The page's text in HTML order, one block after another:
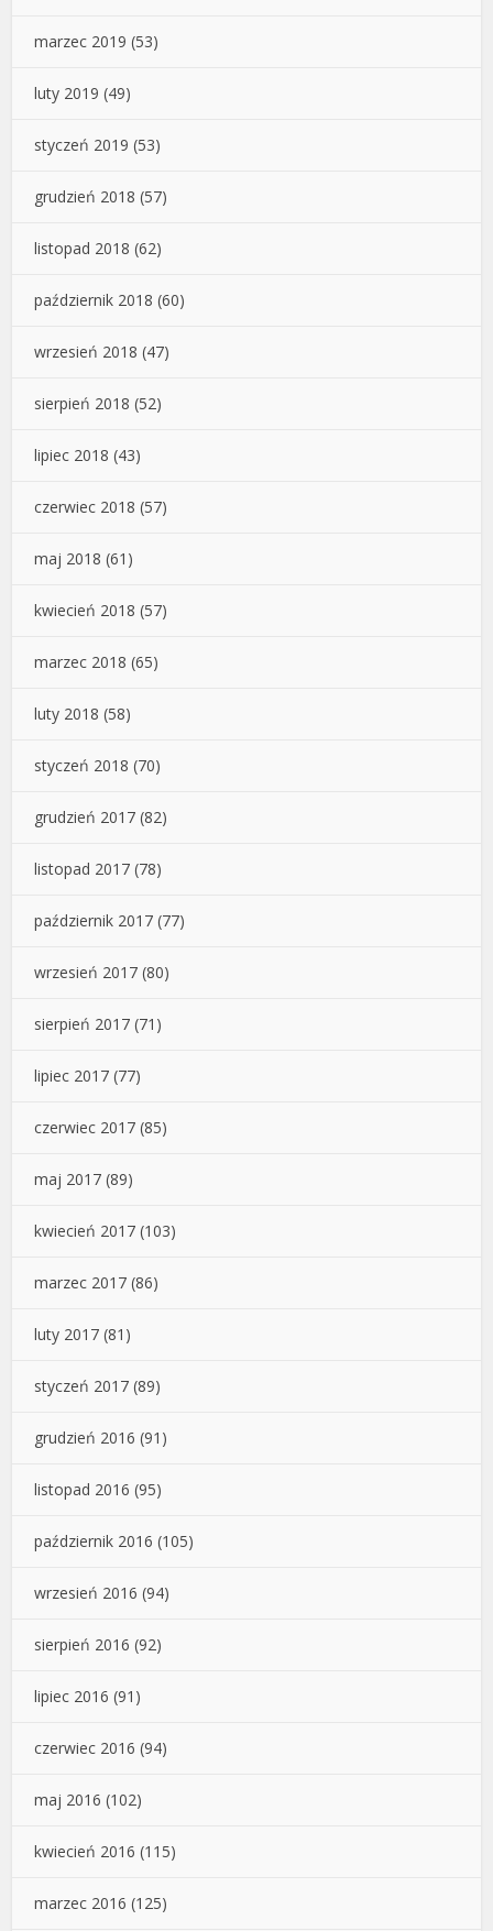
marzec 2019 (53)
luty 2019 (49)
styczeń 2019 (53)
grudzień 2018 (57)
listopad 2018 (62)
październik 2018 (60)
wrzesień 2018 (47)
sierpień 2018 (52)
lipiec 2018 (43)
czerwiec 2018 (57)
maj 2018 (61)
kwiecień 2018 (57)
marzec 2018 (65)
luty 2018 (58)
styczeń 2018 (70)
grudzień 2017 (82)
listopad 2017 (78)
październik 2017 (77)
wrzesień 2017 (80)
sierpień 2017 (71)
lipiec 2017 (77)
czerwiec 2017 (85)
maj 2017 (89)
kwiecień 2017 (103)
marzec 2017 (86)
luty 2017 (81)
styczeń 2017 (89)
grudzień 2016 (91)
listopad 2016 (95)
październik 2016 (105)
wrzesień 2016 (94)
sierpień 2016 (92)
lipiec 2016 (91)
czerwiec 2016 (94)
maj 2016 (102)
kwiecień 2016 (115)
marzec 2016 (125)